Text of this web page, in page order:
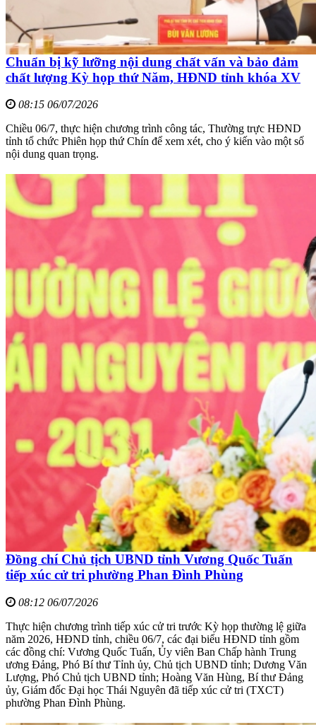
Chuẩn bị kỹ lưỡng nội dung chất vấn và bảo đảm
chất lượng Kỳ họp thứ Năm, HĐND tỉnh khóa XV
08:15 06/07/2026
Chiều 06/7, thực hiện chương trình công tác, Thường trực HĐND
tỉnh tổ chức Phiên họp thứ Chín để xem xét, cho ý kiến vào một số
nội dung quan trọng.
Đồng chí Chủ tịch UBND tỉnh Vương Quốc Tuấn
tiếp xúc cử tri phường Phan Đình Phùng
08:12 06/07/2026
Thực hiện chương trình tiếp xúc cử tri trước Kỳ họp thường lệ giữa
năm 2026, HĐND tỉnh, chiều 06/7, các đại biểu HĐND tỉnh gồm
các đồng chí: Vương Quốc Tuấn, Ủy viên Ban Chấp hành Trung
ương Đảng, Phó Bí thư Tỉnh ủy, Chủ tịch UBND tỉnh; Dương Văn
Lượng, Phó Chủ tịch UBND tỉnh; Hoàng Văn Hùng, Bí thư Đảng
ủy, Giám đốc Đại học Thái Nguyên đã tiếp xúc cử tri (TXCT)
phường Phan Đình Phùng.